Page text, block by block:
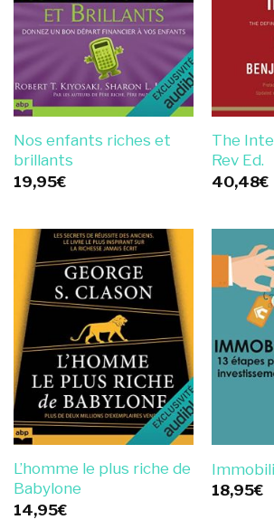
Nos enfants riches et
brillants
19,95€
The
Rev Ed.
40,48€
L’homme le plus riche de
Babylone
14,95€
18,95€